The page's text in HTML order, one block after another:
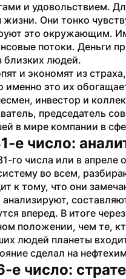
и удовольствием.
жизни. Они тонко
это окружающим.
потоки. Деньги
близких людей.
и экономят из
именно это их
инвестор и
председатель
в мире компании в
е число:
го числа или в
во всем,
к тому, что они
вперед. В итоге
положении, чем те,
людей планеты
сделал на
е число: